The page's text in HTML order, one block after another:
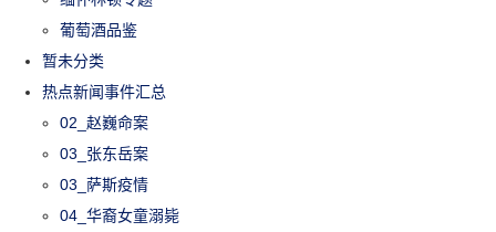
葡萄酒品鉴
暂未分类
热点新闻事件汇总
02_赵巍命案
03_张东岳案
03_萨斯疫情
04_华裔女童溺毙